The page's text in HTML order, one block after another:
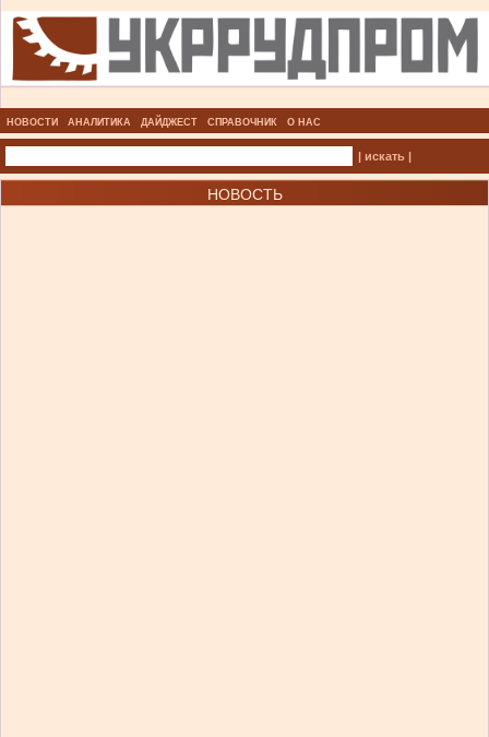
НОВОСТИ АНАЛИТИКА ДАЙДЖЕСТ СПРАВОЧНИК О НАС
| искать |
НОВОСТЬ